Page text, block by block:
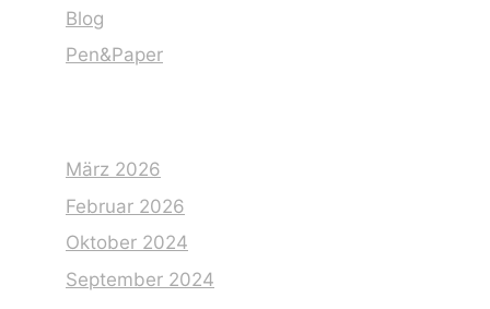
Blog
Pen&Paper
März 2026
Februar 2026
Oktober 2024
September 2024